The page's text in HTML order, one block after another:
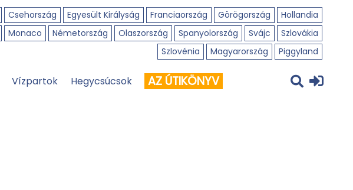
Csehország Egyesült Királyság Franciaország Görögország
Hollandia
Monaco Németország Olaszország Spanyolország Svájc
Szlovákia
Szlovénia
Magyarország Piggyland
Vízpartok Hegycsúcsok AZ ÚTIKÖNYV